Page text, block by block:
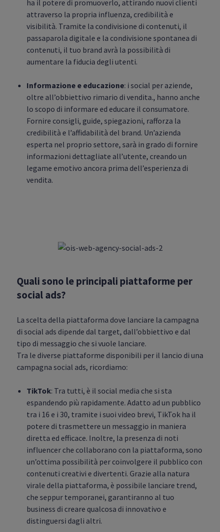
ha il potere di promuoverlo, attirando nuovi clienti
attraverso la propria influenza, credibilità e
visibilità. Tramite la condivisione di contenuti, il
passaparola digitale e la condivisione spontanea di
contenuti, il tuo brand avrà la possibilità di
aumentare la fiducia degli utenti.
Informazione e educazione: i social per aziende,
oltre all’obbiettivo rimario di vendita., hanno anche
lo scopo di informare ed educare il consumatore.
Fornire consigli, guide, spiegazioni, rafforza la
credibilità e l’affidabilità del brand. Un’azienda
esperta nel proprio settore, sarà in grado di fornire
informazioni dettagliate all’utente, creando un
legame emotivo ancora prima dell’esperienza di
vendita.
Quali sono le principali piattaforme per
social ads?
La scelta della piattaforma dove lanciare la campagna
di social ads dipende dal target, dall’obbiettivo e dal
tipo di messaggio che si vuole lanciare.
Tra le diverse piattaforme disponibili per il lancio di una
campagna social ads, ricordiamo:
TikTok: Tra tutti, è il social media che si sta
espandendo più rapidamente. Adatto ad un pubblico
tra i 16 e i 30, tramite i suoi video brevi, TikTok ha il
potere di trasmettere un messaggio in maniera
diretta ed efficace. Inoltre, la presenza di noti
influencer che collaborano con la piattaforma, sono
un’ottima possibilità per coinvolgere il pubblico con
contenuti creativi e divertenti. Grazie alla natura
virale della piattaforma, è possibile lanciare trend,
che seppur temporanei, garantiranno al tuo
business di creare qualcosa di innovativo e
distinguersi dagli altri.